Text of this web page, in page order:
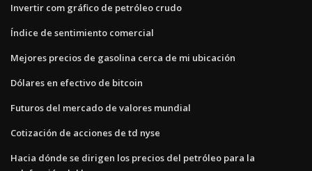
Invertir com gráfico de petróleo crudo
Índice de sentimiento comercial
Mejores precios de gasolina cerca de mi ubicación
Dólares en efectivo de bitcoin
Futuros del mercado de valores mundial
Cotización de acciones de td nyse
Hacia dónde se dirigen los precios del petróleo para la